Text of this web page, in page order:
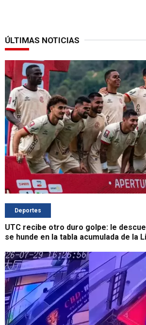
ÚLTIMAS NOTICIAS
Deportes
UTC recibe otro duro golpe: le
se hunde en la tabla acumulada de la